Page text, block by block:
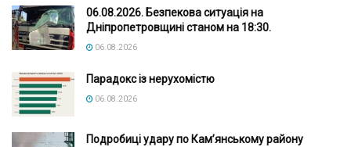
06.08.2026. Безпекова ситуація на
Дніпропетровщині станом на 18:30.
06.08.2026
Парадокс із нерухомістю
06.08.2026
Подробиці удару по Кам’янському району